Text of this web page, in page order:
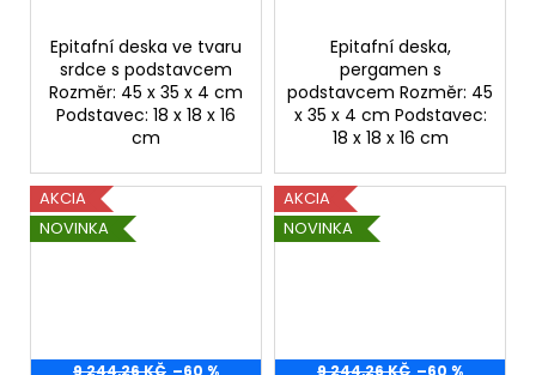
Epitafní deska ve tvaru
srdce s podstavcem
Rozměr: 45 x 35 x 4 cm
Podstavec: 18 x 18 x 16
cm
Epitafní deska,
pergamen s
podstavcem Rozměr: 45
x 35 x 4 cm Podstavec:
18 x 18 x 16 cm
AKCIA
NOVINKA
AKCIA
NOVINKA